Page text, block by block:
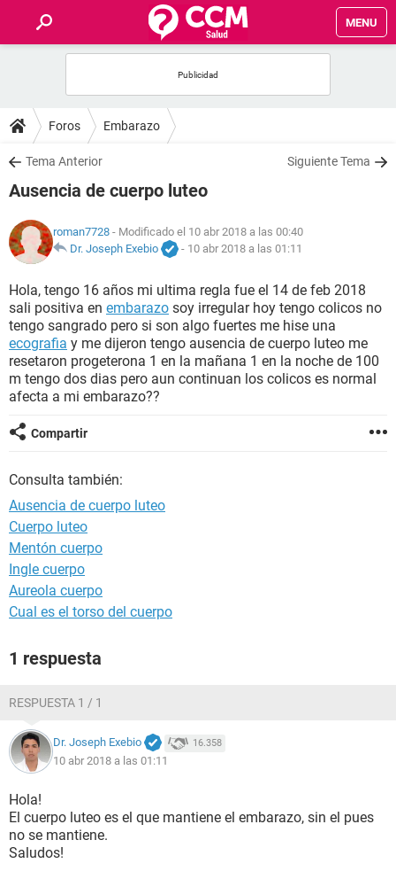
MENU
FOROS
SALUD
NUTRICIÓN
BIENESTAR
SEXUALIDAD
GLOSARIO
Foros Embarazo
Tema Anterior Siguiente Tema
Ausencia de cuerpo luteo
roman7728 - Modificado el 10 abr 2018 a las 00:40
Dr. Joseph Exebio
- 10 abr 2018 a las 01:11
Hola, tengo 16 años mi ultima regla fue el 14 de feb 2018
sali positiva en embarazo soy irregular hoy tengo colicos no
tengo sangrado pero si son algo fuertes me hise una
ecografia y me dijeron tengo ausencia de cuerpo luteo me
resetaron progeterona 1 en la mañana 1 en la noche de 100
m tengo dos dias pero aun continuan los colicos es normal
afecta a mi embarazo??
Compartir
Consulta también:
Ausencia de cuerpo luteo
Cuerpo luteo
Mentón cuerpo
Ingle cuerpo
Aureola cuerpo
Cual es el torso del cuerpo
1 respuesta
RESPUESTA 1 / 1
Dr. Joseph Exebio 16.358
10 abr 2018 a las 01:11
Hola!
El cuerpo luteo es el que mantiene el embarazo, sin el pues
no se mantiene.
Saludos!